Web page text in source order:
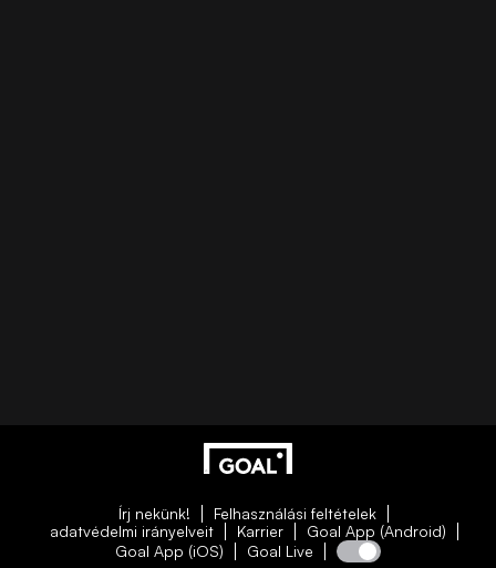
Írj nekünk!
Felhasználási feltételek
adatvédelmi irányelveit
Karrier
Goal App (Android)
Goal App (iOS)
Goal Live